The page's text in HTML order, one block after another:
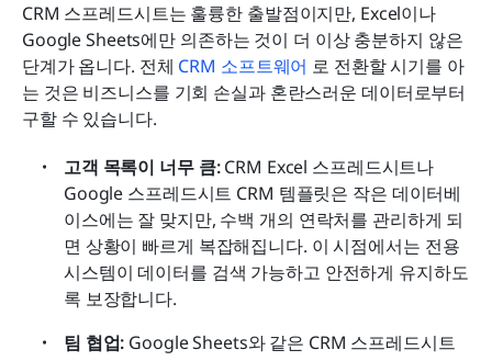
CRM 스프레드시트는 훌륭한 출발점이지만, Excel이나
Google Sheets에만 의존하는 것이 더 이상 충분하지 않은
단계가 옵니다. 전체 CRM 소프트웨어 로 전환할 시기를 아
는 것은 비즈니스를 기회 손실과 혼란스러운 데이터로부터
구할 수 있습니다.
고객 목록이 너무 큼: CRM Excel 스프레드시트나
Google 스프레드시트 CRM 템플릿은 작은 데이터베
이스에는 잘 맞지만, 수백 개의 연락처를 관리하게 되
면 상황이 빠르게 복잡해집니다. 이 시점에서는 전용
시스템이 데이터를 검색 가능하고 안전하게 유지하도
록 보장합니다.
팀 협업: Google Sheets와 같은 CRM 스프레드시트